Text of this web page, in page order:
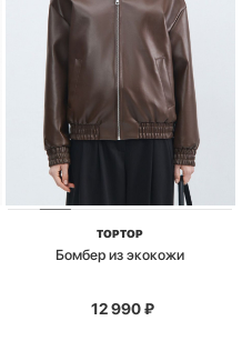
TOPTOP
Бомбер из экокожи
12 990₽